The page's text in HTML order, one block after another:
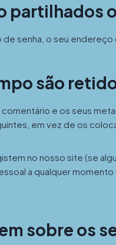
partilhados
senha, o seu endereço
são
comentário e os seus
em vez de os
no nosso site (se
a qualquer
sobre os